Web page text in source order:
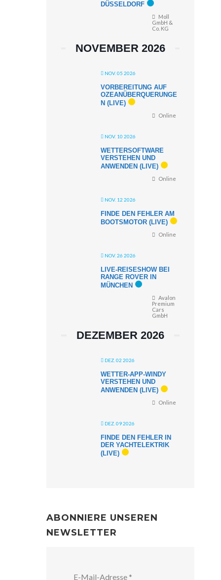
DÜSSELDORF
Moll
GmbH &
Co. KG
NOVEMBER 2026
NOV. 05 2026
VORBEREITUNG AUF
OZEANÜBERQUERUNGE
N (LIVE)
Online
NOV. 10 2026
WETTERSOFTWARE
VERSTEHEN UND
ANWENDEN (LIVE)
Online
NOV. 12 2026
FINDE DEN FEHLER AM
BOOTSMOTOR (LIVE)
Online
NOV. 26 2026
LIVE-REISESHOW BEI
RANGE ROVER IN
MÜNCHEN
Avalon
Premium
Cars
GmbH
DEZEMBER 2026
DEZ. 02 2026
WETTER-APP-WINDY
VERSTEHEN UND
ANWENDEN (LIVE)
Online
DEZ. 09 2026
FINDE DEN FEHLER IN
DER YACHTELEKTRIK
(LIVE)
ABONNIERE UNSEREN
NEWSLETTER